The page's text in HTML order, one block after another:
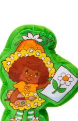
$8.200.$6.800.